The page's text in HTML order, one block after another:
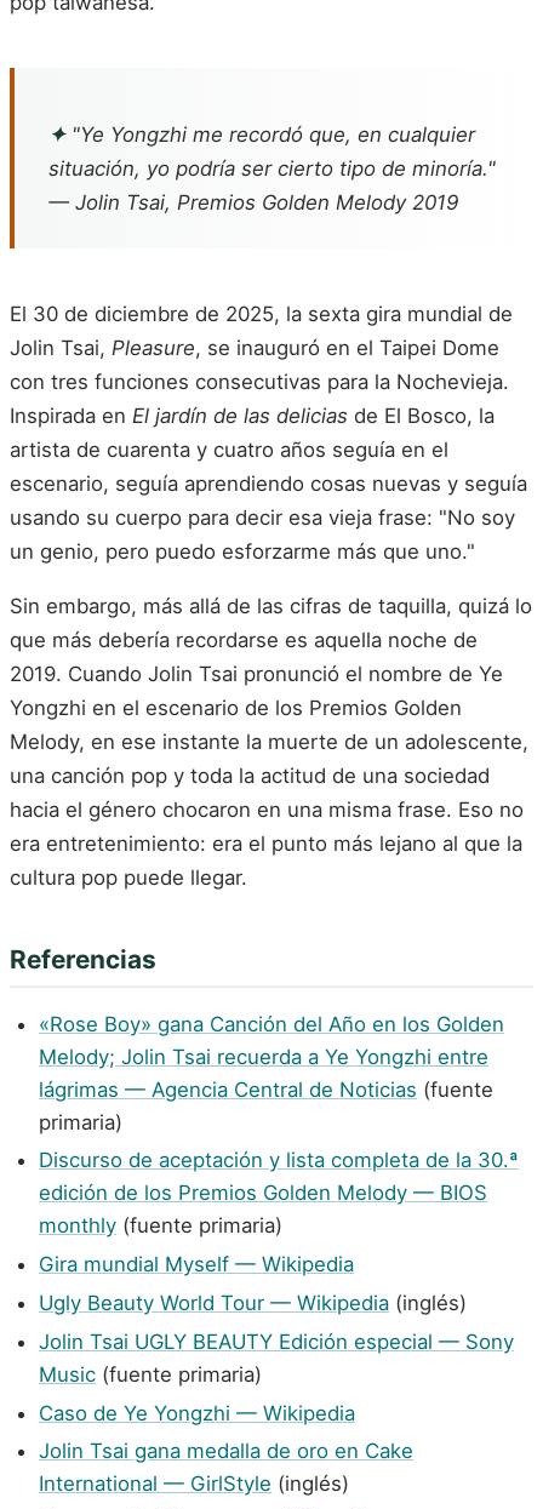
✦"Ye Yongzhi me recordó que, en cualquier
situación, yo podría ser cierto tipo de minoría."
— Jolin Tsai, Premios Golden Melody 2019
El 30 de diciembre de 2025, la sexta gira mundial de
Jolin Tsai, Pleasure, se inauguró en el Taipei Dome
con tres funciones consecutivas para la Nochevieja.
Inspirada en El jardín de las delicias de El Bosco, la
artista de cuarenta y cuatro años seguía en el
escenario, seguía aprendiendo cosas nuevas y seguía
usando su cuerpo para decir esa vieja frase: "No soy
un genio, pero puedo esforzarme más que uno."
Sin embargo, más allá de las cifras de taquilla, quizá lo
que más debería recordarse es aquella noche de
2019. Cuando Jolin Tsai pronunció el nombre de Ye
Yongzhi en el escenario de los Premios Golden
Melody, en ese instante la muerte de un adolescente,
una canción pop y toda la actitud de una sociedad
hacia el género chocaron en una misma frase. Eso no
era entretenimiento: era el punto más lejano al que la
cultura pop puede llegar.
Referencias
«Rose Boy» gana Canción del Año en los Golden
Melody; Jolin Tsai recuerda a Ye Yongzhi entre
lágrimas — Agencia Central de Noticias (fuente
primaria)
Discurso de aceptación y lista completa de la 30.ª
edición de los Premios Golden Melody — BIOS
monthly (fuente primaria)
Gira mundial Myself — Wikipedia
Ugly Beauty World Tour — Wikipedia (inglés)
Jolin Tsai UGLY BEAUTY Edición especial — Sony
Music (fuente primaria)
Caso de Ye Yongzhi — Wikipedia
Jolin Tsai gana medalla de oro en Cake
International — GirlStyle (inglés)